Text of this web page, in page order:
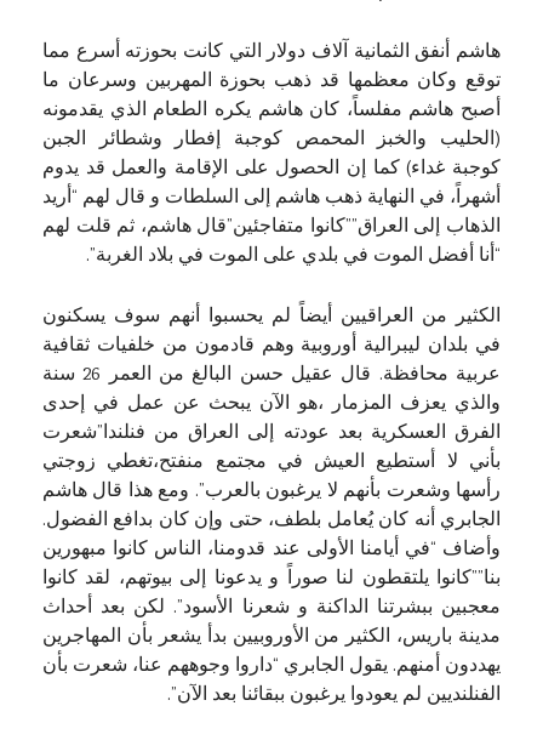
هاشم أنفق الثمانية آلاف دولار التي كانت بحوزته أسرع مما
توقع وكان معظمها قد ذهب بحوزة المهربين وسرعان ما
أصبح هاشم مفلساً، كان هاشم يكره الطعام الذي يقدمونه
(الحليب والخبز المحمص كوجبة إفطار وشطائر الجبن
كوجبة غداء) كما إن الحصول على الإقامة والعمل قد يدوم
أشهراً، في النهاية ذهب هاشم إلى السلطات و قال لهم “أريد
الذهاب إلى العراق””كانوا متفاجئين”قال هاشم، ثم قلت لهم
“أنا أفضل الموت في بلدي على الموت في بلاد الغربة”.
الكثير من العراقيين أيضاً لم يحسبوا أنهم سوف يسكنون
في بلدان ليبرالية أوروبية وهم قادمون من خلفيات ثقافية
عربية محافظة. قال عقيل حسن البالغ من العمر 26 سنة
والذي يعزف المزمار ،هو الآن يبحث عن عمل في إحدى
الفرق العسكرية بعد عودته إلى العراق من فنلندا”شعرت
بأني لا أستطيع العيش في مجتمع منفتح،تغطي زوجتي
رأسها وشعرت بأنهم لا يرغبون بالعرب”. ومع هذا قال هاشم
الجابري أنه كان يُعامل بلطف، حتى وإن كان بدافع الفضول.
وأضاف “في أيامنا الأولى عند قدومنا، الناس كانوا مبهورين
بنا””كانوا يلتقطون لنا صوراً و يدعونا إلى بيوتهم، لقد كانوا
معجبين ببشرتنا الداكنة و شعرنا الأسود”. لكن بعد أحداث
مدينة باريس، الكثير من الأوروبيين بدأ يشعر بأن المهاجرين
يهددون أمنهم. يقول الجابري “داروا وجوههم عنا، شعرت بأن
الفنلنديين لم يعودوا يرغبون ببقائنا بعد الآن”.